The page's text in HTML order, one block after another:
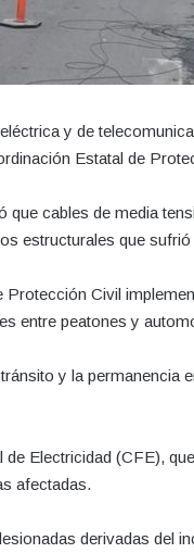
y de
Estatal de
cables de media
estructurales que
Civil
entre peatones y
y la permanencia
Electricidad (CFE),
afectadas.
derivadas del